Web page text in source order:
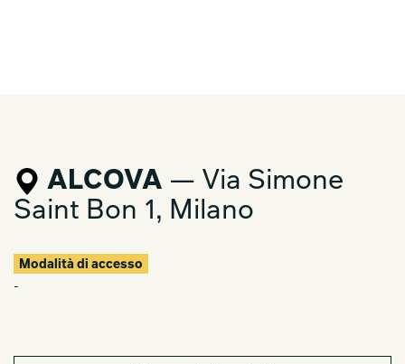
ALCOVA — Via Simone
Saint Bon 1, Milano
Modalità di accesso
-